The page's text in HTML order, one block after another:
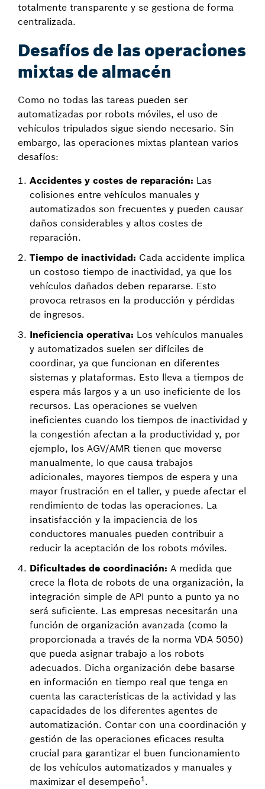
totalmente transparente y se gestiona de forma
centralizada.
Desafíos de las operaciones
mixtas de almacén
Como no todas las tareas pueden ser
automatizadas por robots móviles, el uso de
vehículos tripulados sigue siendo necesario. Sin
embargo, las operaciones mixtas plantean varios
desafíos:
Accidentes y costes de reparación: Las
colisiones entre vehículos manuales y
automatizados son frecuentes y pueden causar
daños considerables y altos costes de
reparación.
Tiempo de inactividad: Cada accidente implica
un costoso tiempo de inactividad, ya que los
vehículos dañados deben repararse. Esto
provoca retrasos en la producción y pérdidas
de ingresos.
Ineficiencia operativa: Los vehículos manuales
y automatizados suelen ser difíciles de
coordinar, ya que funcionan en diferentes
sistemas y plataformas. Esto lleva a tiempos de
espera más largos y a un uso ineficiente de los
recursos. Las operaciones se vuelven
ineficientes cuando los tiempos de inactividad y
la congestión afectan a la productividad y, por
ejemplo, los AGV/AMR tienen que moverse
manualmente, lo que causa trabajos
adicionales, mayores tiempos de espera y una
mayor frustración en el taller, y puede afectar el
rendimiento de todas las operaciones. La
insatisfacción y la impaciencia de los
conductores manuales pueden contribuir a
reducir la aceptación de los robots móviles.
Dificultades de coordinación: A medida que
crece la flota de robots de una organización, la
integración simple de API punto a punto ya no
será suficiente. Las empresas necesitarán una
función de organización avanzada (como la
proporcionada a través de la norma VDA 5050)
que pueda asignar trabajo a los robots
adecuados. Dicha organización debe basarse
en información en tiempo real que tenga en
cuenta las características de la actividad y las
capacidades de los diferentes agentes de
automatización. Contar con una coordinación y
gestión de las operaciones eficaces resulta
crucial para garantizar el buen funcionamiento
de los vehículos automatizados y manuales y
maximizar el desempeño1.